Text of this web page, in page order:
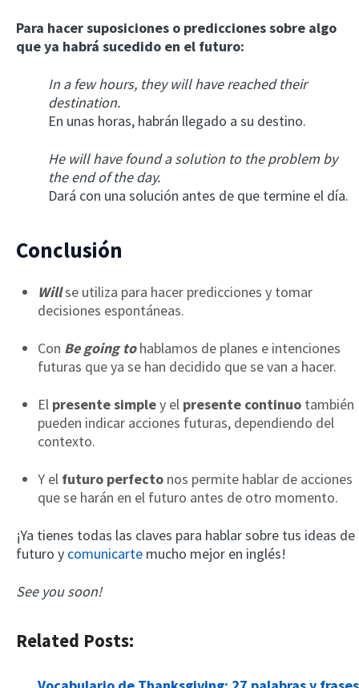
Para hacer suposiciones o predicciones sobre algo
que ya habrá sucedido en el futuro:
In a few hours, they will have reached their
destination.
En unas horas, habrán llegado a su destino.
He will have found a solution to the problem by
the end of the day.
Dará con una solución antes de que termine el día.
Conclusión
Willse utiliza para hacer predicciones y tomar
decisiones espontáneas.
Con Be going to hablamos de planes e intenciones
futuras que ya se han decidido que se van a hacer.
El presente simpley el presente continuo también
pueden indicar acciones futuras, dependiendo del
contexto.
Y el futuro perfecto nos permite hablar de acciones
que se harán en el futuro antes de otro momento.
¡Ya tienes todas las claves para hablar sobre tus ideas de
futuro y comunicarte mucho mejor en inglés!
See you soon!
Related Posts: